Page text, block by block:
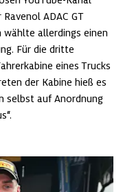
Ravenol ADAC GT
wählte allerdings einen
Für die dritte
eines Trucks
der Kabine hieß es
selbst auf Anordnung